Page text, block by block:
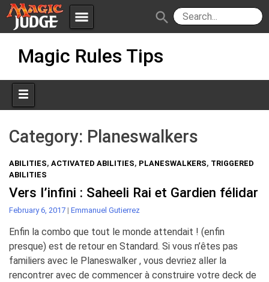
menu
Apps JudgeApps
Forum
Judges
Policies IPG
JAR
search
Magic Rules Tips
Category: Planeswalkers
ABILITIES, ACTIVATED ABILITIES, PLANESWALKERS, TRIGGERED
ABILITIES
Vers l’infini : Saheeli Rai et Gardien félidar
February 6, 2017 | Emmanuel Gutierrez
Enfin la combo que tout le monde attendait ! (enfin
presque) est de retour en Standard. Si vous n’êtes pas
familiers avec le Planeswalker , vous devriez aller la
rencontrer avec de commencer à construire votre deck de